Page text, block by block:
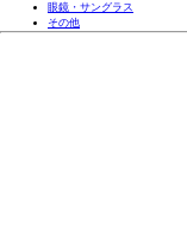
眼鏡・サングラス
その他